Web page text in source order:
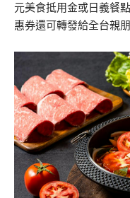
元美食抵用金或日義餐
惠券還可轉發給全台親